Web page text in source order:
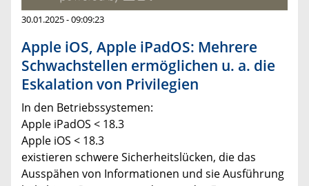
30.01.2025 - 09:09:23
Apple iOS, Apple iPadOS: Mehrere
Schwachstellen ermöglichen u. a. die
Eskalation von Privilegien
In den Betriebssystemen:
Apple iPadOS < 18.3
Apple iOS < 18.3
existieren schwere Sicherheitslücken, die das
Ausspähen von Informationen und sie Ausführung